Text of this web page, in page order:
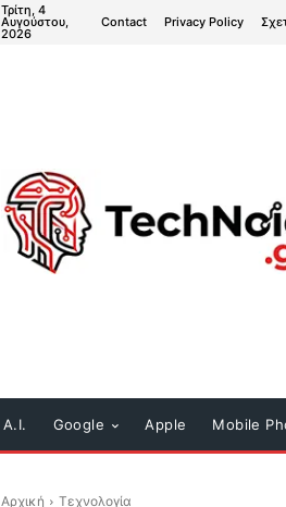
Τρίτη, 4
Αυγούστου,
2026
Contact Privacy Policy
A.I. Google Apple Mobile
Αρχική Τεχνολογία